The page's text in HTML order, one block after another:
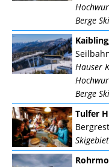
Berge
Hauser
Berge
Tulfer